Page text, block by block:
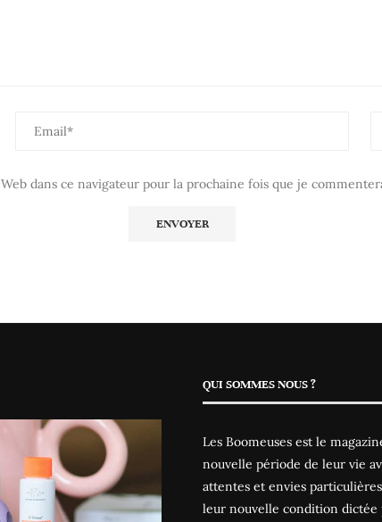
dans ce navigateur pour la prochaine fois que je
QUI SOMMES NOUS ?
Les Boomeuses est le
nouvelle période de leur vie
attentes et envies
leur nouvelle condition dictée